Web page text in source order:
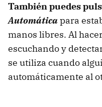
También puedes
Automáticapara
manos libres. Al
escuchando y
se utiliza cuando
automáticamente al